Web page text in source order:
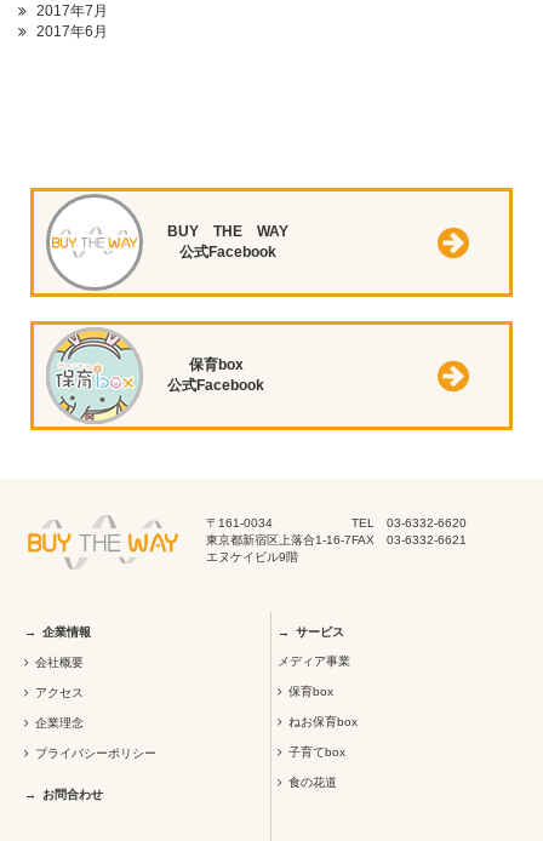
2017年7月
2017年6月
BUY THE WAY
公式Facebook
保育box
公式Facebook
〒161-0034
東京都新宿区上落合1-16-7
エヌケイビル9階
TEL 03-6332-6620
FAX 03-6332-6621
企業情報
会社概要
アクセス
企業理念
プライバシーポリシー
お問合わせ
サービス
メディア事業
保育box
ねお保育box
子育てbox
食の花道